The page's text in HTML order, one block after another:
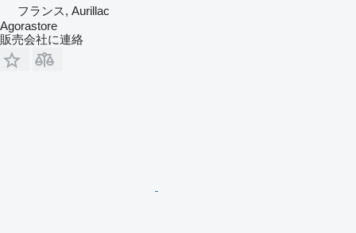
フランス, Aurillac
Agorastore
販売会社に連絡